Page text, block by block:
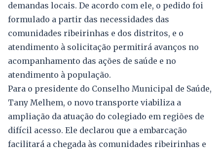
demandas locais. De acordo com ele, o pedido foi
formulado a partir das necessidades das
comunidades ribeirinhas e dos distritos, e o
atendimento à solicitação permitirá avanços no
acompanhamento das ações de saúde e no
atendimento à população.
Para o presidente do Conselho Municipal de Saúde,
Tany Melhem, o novo transporte viabiliza a
ampliação da atuação do colegiado em regiões de
difícil acesso. Ele declarou que a embarcação
facilitará a chegada às comunidades ribeirinhas e